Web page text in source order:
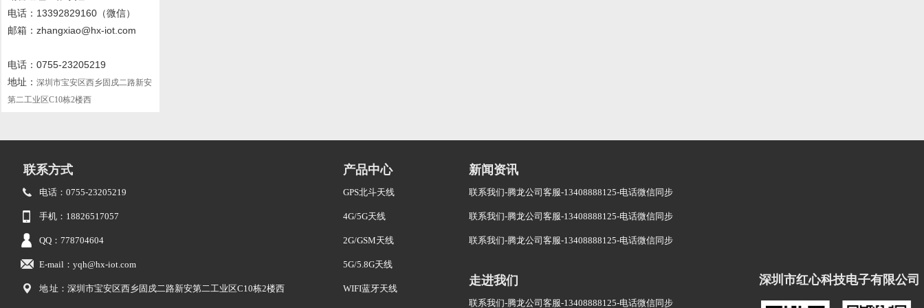
电话 ：13392829160 （微信）
邮箱：zhangxiao@hx-iot.com
电话：0755-23205219
地址： 深圳市宝安区西乡固戍二路新安
第二工业区C10栋2楼西
联系方式
电话：0755-23205219
手机：18826517057
QQ：778704604
E-mail：yqh@hx-iot.com
地 址：深圳市宝安区西乡固戍二路新安第二工业区C10栋2楼西
产品中心
GPS北斗天线
4G/5G天线
2G/GSM天线
5G/5.8G天线
WIFI蓝牙天线
新闻资讯
联系我们-腾龙公司客服-13408888125-电话微信同步
联系我们-腾龙公司客服-13408888125-电话微信同步
联系我们-腾龙公司客服-13408888125-电话微信同步
走进我们
联系我们-腾龙公司客服-13408888125-电话微信同步
深圳市红心科技电子有限公司